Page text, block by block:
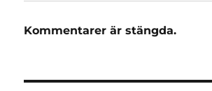
Kommentarer är stängda.